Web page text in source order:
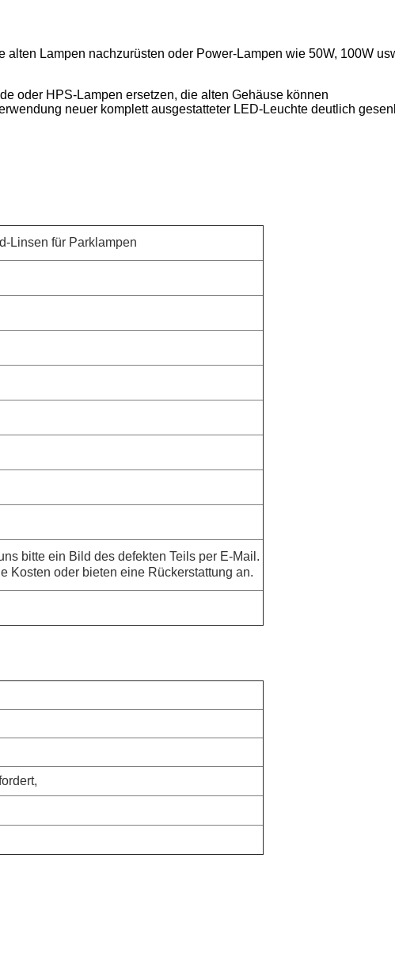
Lampen nachzurüsten oder Power-Lampen wie 50W, 100W
oder HPS-Lampen ersetzen, die alten Gehäuse können
neuer komplett ausgestatteter LED-Leuchte deutlich
Linsen für Parklampen
bitte ein Bild des defekten Teils per E-Mail.
Kosten oder bieten eine Rückerstattung an.